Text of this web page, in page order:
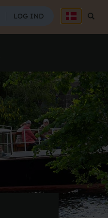
SØG
Søg
LOG IND